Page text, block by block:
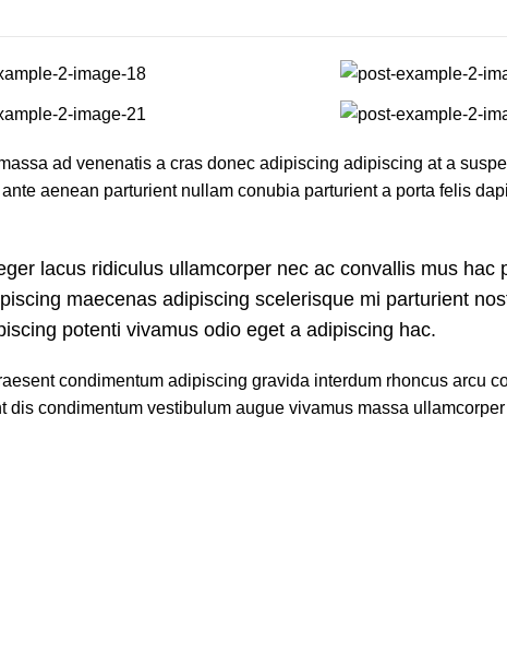
ad venenatis a cras donec adipiscing adipiscing at a
aenean parturient nullam conubia parturient a porta felis
lacus ridiculus ullamcorper nec ac convallis mus hac
maecenas adipiscing scelerisque mi parturient
potenti vivamus odio eget a adipiscing hac.
condimentum adipiscing gravida interdum rhoncus arcu
dis condimentum vestibulum augue vivamus massa